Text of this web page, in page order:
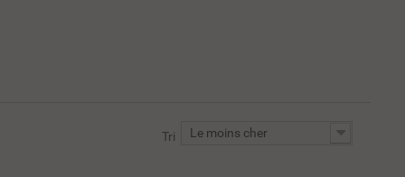
Tri Le moins cher